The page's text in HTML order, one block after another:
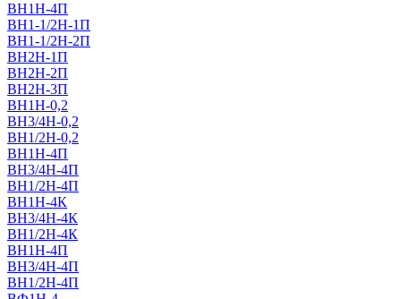
ВН1Н-4П
ВН1-1/2Н-1П
ВН1-1/2Н-2П
ВН2Н-1П
ВН2Н-2П
ВН2Н-3П
ВН1Н-0,2
ВН3/4Н-0,2
ВН1/2Н-0,2
ВН1Н-4П
ВН3/4Н-4П
ВН1/2Н-4П
ВН1Н-4К
ВН3/4Н-4К
ВН1/2Н-4К
ВН1Н-4П
ВН3/4Н-4П
ВН1/2Н-4П